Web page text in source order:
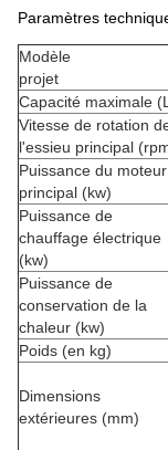
Paramètres
Modèle
projet
Capacité maximale
Vitesse de rotation
l'essieu principal
Puissance du moteur
principal (kw)
Puissance de
chauffage électrique
(kw)
Puissance de
conservation de la
chaleur (kw)
Poids (en kg)
Dimensions
extérieures (mm)